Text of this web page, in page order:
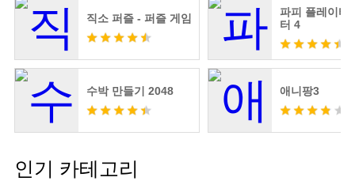
직소 퍼즐 - 퍼즐 게임
파피 플레이타
터 4
수박 만들기 2048 애니팡3
인기 카테고리